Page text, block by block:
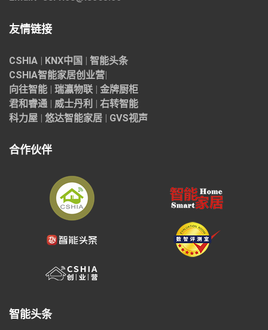
友情链接
CSHIA KNX中国
智能头条
CSHIA智能家居创业营
向往智能
瑞瀛物联
金牌厨柜
君和睿通
威士丹利
右转智能
科力屋
悠达智能家居 GVS视声
合作伙伴
智能头条